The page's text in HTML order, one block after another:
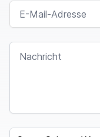
E-MAIL-ADRESSE
NACHRICHT
F
SPAM CAPTCHA